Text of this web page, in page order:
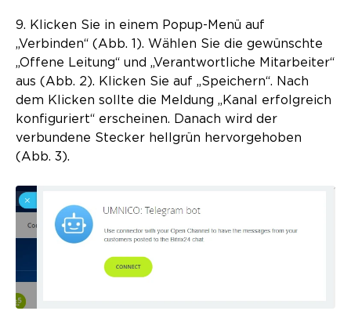
9. Klicken Sie in einem Popup-Menü auf
„Verbinden“ (Abb. 1). Wählen Sie die gewünschte
„Offene Leitung“ und „Verantwortliche Mitarbeiter“
aus (Abb. 2). Klicken Sie auf „Speichern“. Nach
dem Klicken sollte die Meldung „Kanal erfolgreich
konfiguriert“ erscheinen. Danach wird der
verbundene Stecker hellgrün hervorgehoben
(Abb. 3).